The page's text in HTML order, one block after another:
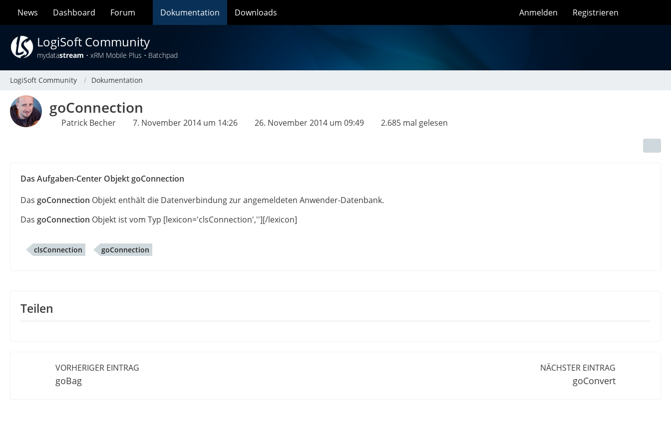
News Dashboard Forum Dokumentation Downloads Anmelden Registrieren
LogiSoft Community
mydatastream • xRM Mobile Plus • Batchpad
LogiSoft Community Dokumentation
goConnection
Patrick Becher 7. November 2014 um 14:26 26. November 2014 um 09:49 2.685 mal gelesen
Das Aufgaben-Center Objekt goConnection
Das goConnection Objekt enthält die Datenverbindung zur angemeldeten Anwender-Datenbank.
Das goConnection Objekt ist vom Typ [lexicon='clsConnection',''][/lexicon]
clsConnection goConnection
Teilen
VORHERIGER EINTRAG
goBag
NÄCHSTER EINTRAG
goConvert